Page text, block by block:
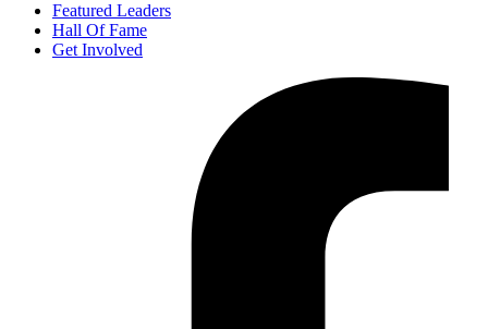
Featured Leaders
Hall Of Fame
Get Involved